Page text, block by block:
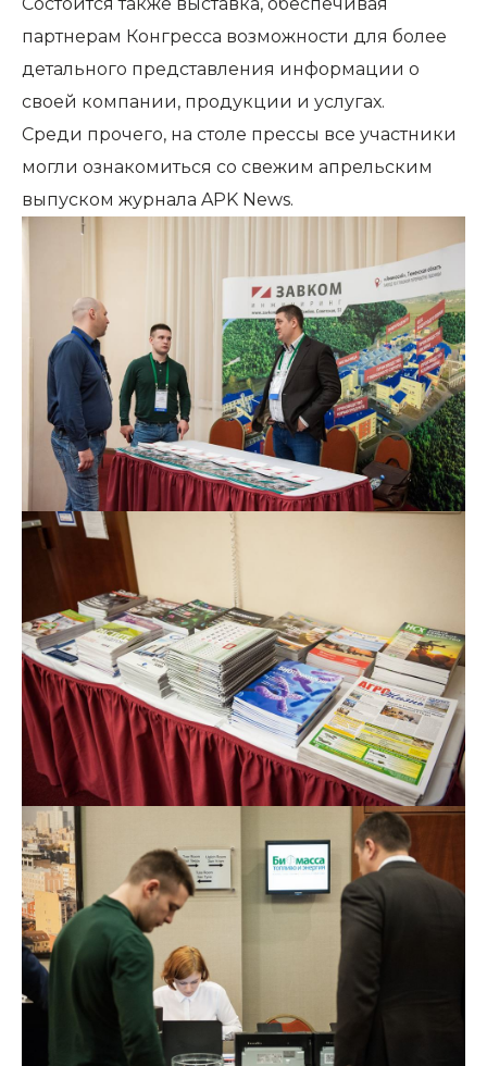
партнерам Конгресса возможности для более
детального представления информации о
своей компании, продукции и услугах.
Среди прочего, на столе прессы все участники
могли ознакомиться со свежим апрельским
выпуском журнала APK News.